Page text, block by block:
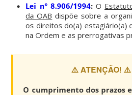
Lei nº 8.906/1994:O
da OAB dispõe sobre a
os direitos do(a) estagiário(a)
na Ordem e as prerrogativas
⚠️ ATENÇÃO! ⚠️
O cumprimento dos prazos